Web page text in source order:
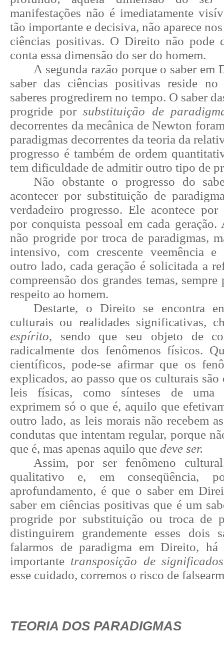
manifestações não é imediatamente
tão importante e decisiva, não aparece
ciências positivas. O Direito não pode
conta essa dimensão do ser do homem.
A segunda razão porque o saber em
saber das ciências positivas reside
saberes progredirem no tempo. O saber
progride porsubstituição de
decorrentes da mecânica de Newton
paradigmas decorrentes da teoria da
progresso é também de ordem
tem dificuldade de admitir outro tipo de
Não obstante o progresso do
acontecer por substituição de
verdadeiro progresso. Ele acontece por
por conquista pessoal em cada
não progride por troca de paradigmas,
intensivo, com crescente veemência e
outro lado, cada geração é solicitada a
compreensão dos grandes temas, sempre
respeito ao homem.
Destarte, o Direito se encontra
culturais ou realidades significativas,
espírito, sendo que seu objeto de
radicalmente dos fenômenos físicos.
científicos, pode-se afirmar que os
explicados, ao passo que os culturais são
leis físicas, como sínteses de uma
exprimem só o que é, aquilo que
outro lado, as leis morais não recebem
condutas que intentam regular, porque
que é, mas apenas aquilo que deve ser.
Assim, por ser fenômeno
qualitativo e, em conseqüência,
aprofundamento, é que o saber em
saber em ciências positivas que é um
progride por substituição ou troca de
distinguirem grandemente esses dois
falarmos de paradigma em Direito,
importante transposição de significados
esse cuidado, corremos o risco de
TEORIA DOS PARADIGMAS